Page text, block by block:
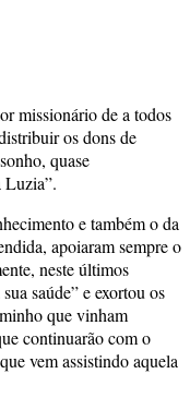
missionário de a todos
os dons de
quase
Luzia”.
e também o da
apoiaram sempre o
neste últimos
saúde” e exortou os
que vinham
continuarão com o
vem assistindo aquela